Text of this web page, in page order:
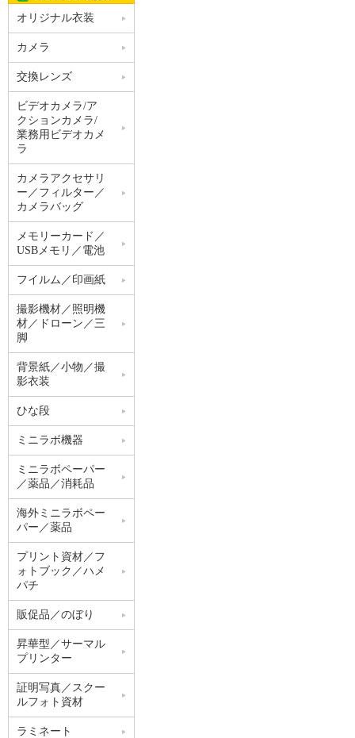
オリジナル衣装
カメラ
交換レンズ
ビデオカメラ/ア
クションカメラ/
業務用ビデオカメ
ラ
カメラアクセサリ
ー／フィルター／
カメラバッグ
メモリーカード／
USBメモリ／電池
フイルム／印画紙
撮影機材／照明機
材／ドローン／三
脚
背景紙／小物／撮
影衣装
ひな段
ミニラボ機器
ミニラボペーパー
／薬品／消耗品
海外ミニラボペー
パー／薬品
プリント資材／フ
ォトブック／ハメ
パチ
販促品／のぼり
昇華型／サーマル
プリンター
証明写真／スクー
ルフォト資材
ラミネート